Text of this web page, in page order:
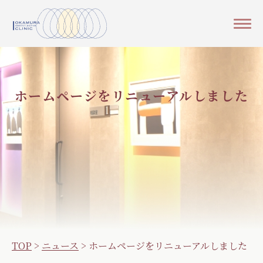
ホームページをリニューアルしました
TOP > ニュース > ホームページをリニューアルしました